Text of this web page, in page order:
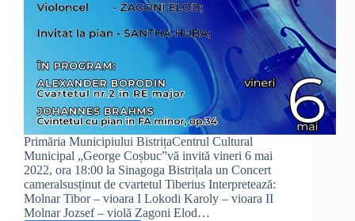
Primăria Municipiului BistrițaCentrul Cultural
Municipal „George Coșbuc”vă invită vineri 6 mai
2022, ora 18:00 la Sinagoga Bistrițala un Concert
cameralsusținut de cvartetul Tiberius Interpretează:
Molnar Tibor – vioara I Lokodi Karoly – vioara II
Molnar Jozsef – violă Zagoni Elod…